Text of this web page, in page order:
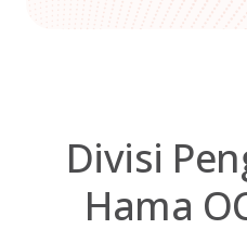
Divisi
Hama